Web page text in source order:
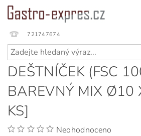
721747674
DEŠTNÍČEK (FSC
BAREVNÝ MIX Ø10
KS]
Neohodnoceno